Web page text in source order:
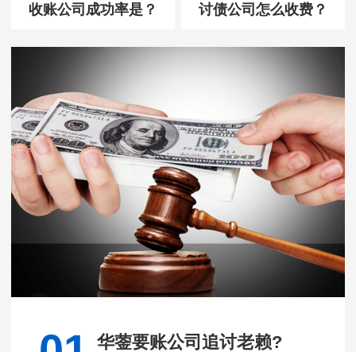
收账公司成功率是？ 讨债公司怎么收费？
华蓥要账公司追讨老赖?